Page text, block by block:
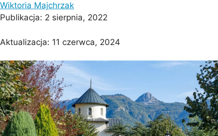
Wiktoria Majchrzak
Publikacja: 2 sierpnia, 2022
Aktualizacja: 11 czerwca, 2024